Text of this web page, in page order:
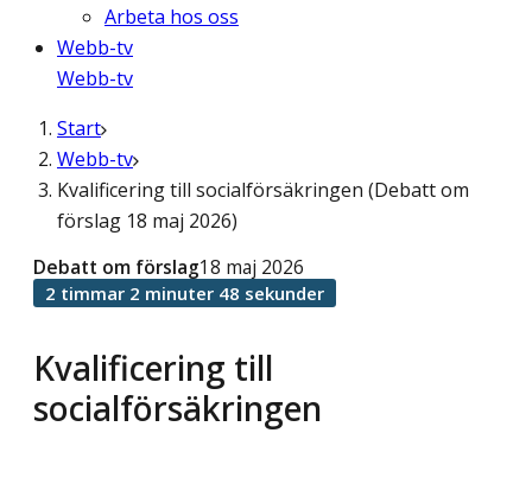
Arbeta hos oss
Webb-tv
Webb-tv
Start
Webb-tv
Kvalificering till socialförsäkringen (Debatt om
förslag 18 maj 2026)
Kvalificering till
socialförsäkringen
Debatt om förslag18 maj 2026
2 timmar 2 minuter 48 sekunder